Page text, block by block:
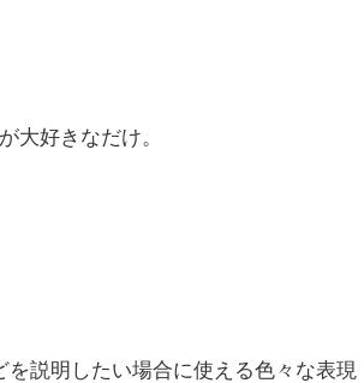
大好きなだけ。
説明したい場合に使える色々な表現